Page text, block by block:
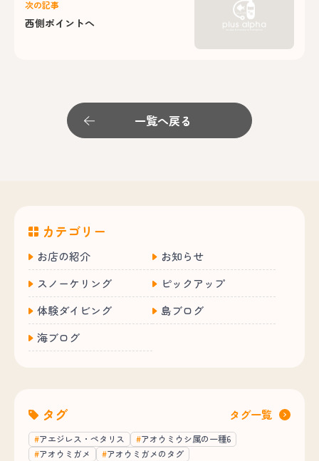
次の記事
西側ポイントへ
一覧へ戻る
カテゴリー
お店の紹介
お知らせ
スノーケリング
ピックアップ
体験ダイビング
島ブログ
海ブログ
タグ タグ一覧
アエジレス・ペタリス
アオウミウシ属の一種6
アオウミガメ
アオウミガメのタグ